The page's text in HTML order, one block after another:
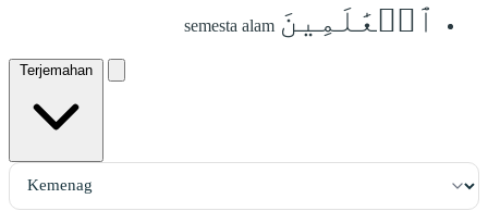
ٱلۡعَٰلَمِينَ semesta alam
Terjemahan